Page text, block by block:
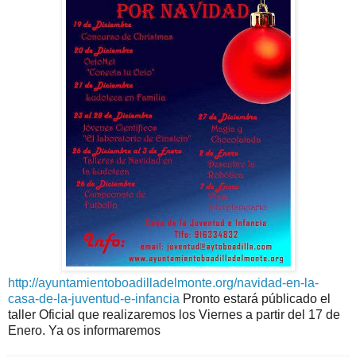
http://ayuntamientoboadilladelmonte.org/navidad-en-la-
casa-de-la-juventud-e-infancia Pronto estará públicado el
taller Oficial que realizaremos los Viernes a partir del 17 de
Enero. Ya os informaremos